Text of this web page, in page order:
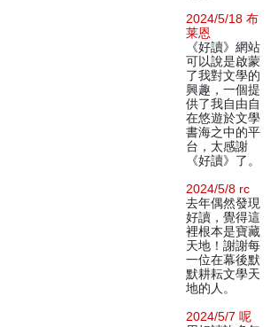
2024/5/18 布
莱恩
《好讀》網站
可以說是啟蒙
了我對文學的
興趣，一個提
供了我自由自
在悠遊於文學
書海之中的平
台，太感謝
《好讀》了。
2024/5/8 rc
去年偶然發現
好讀，覺得這
裡根本是寶藏
天地！謝謝每
一位在幕後默
默耕耘文學天
地的人。
2024/5/7 呢